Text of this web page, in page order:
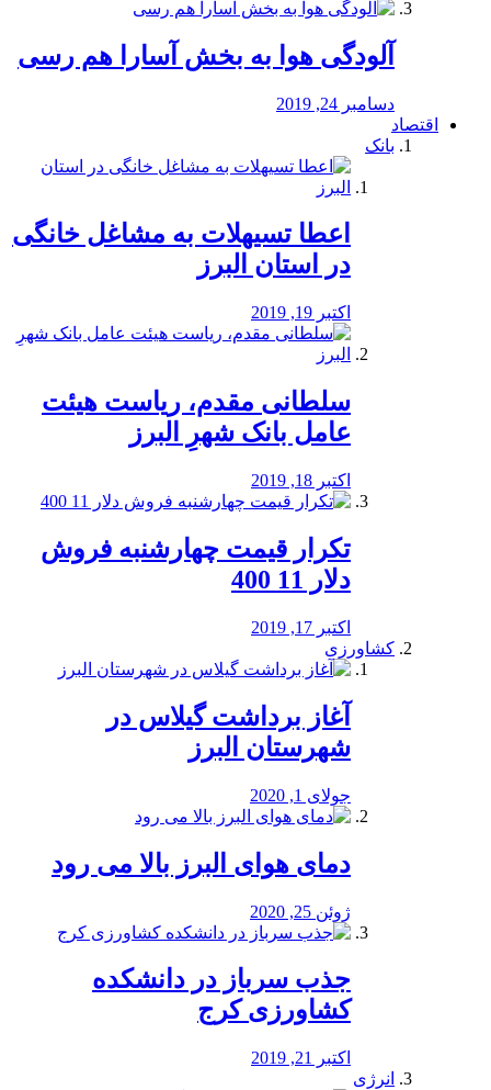
آلودگی هوا به بخش آسارا هم رسی
دسامبر 24, 2019
اقتصاد
بانک
️اعطا تسیهلات به مشاغل خانگی
در استان البرز
اکتبر 19, 2019
سلطانی مقدم، ریاست هیئت
عامل بانک شهرِ البرز
اکتبر 18, 2019
تکرار قیمت چهارشنبه فروش
دلار 11 400
اکتبر 17, 2019
کشاورزی
آغاز برداشت گیلاس در
شهرستان البرز
جولای 1, 2020
دمای هوای البرز بالا می رود
ژوئن 25, 2020
جذب سرباز در دانشکده
کشاورزی کرج
اکتبر 21, 2019
انرژی